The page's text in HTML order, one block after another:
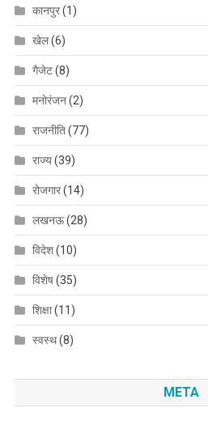
कानपुर(1)
खेल(6)
गैजेट(8)
मनोरंजन(2)
राजनीति(77)
राज्य(39)
रोजगार(14)
लखनऊ(28)
विदेश(10)
विशेष(35)
शिक्षा(11)
स्वस्थ(8)
META